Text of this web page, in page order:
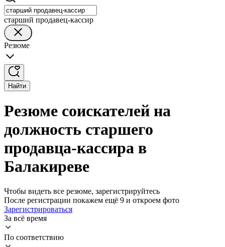
старший продавец-кассир
Резюме
Найти
Резюме соискателей на
должность старшего
продавца-кассира в
Балакиреве
Чтобы видеть все резюме, зарегистрируйтесь
После регистрации покажем ещё 9 и откроем фото
Зарегистрироваться
За всё время
По соответствию